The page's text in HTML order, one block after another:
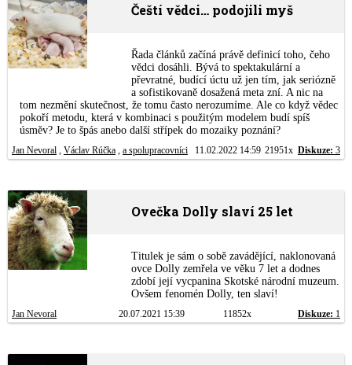
Čeští vědci… podojili myš
Řada článků začíná právě definicí toho, čeho
vědci dosáhli. Bývá to spektakulární a
převratné, budící úctu už jen tím, jak seriózně
a sofistikovaně dosažená meta zní. A nic na
tom nezmění skutečnost, že tomu často nerozumíme. Ale co když vědec
pokoří metodu, která v kombinaci s použitým modelem budí spíš
úsměv? Je to špás anebo další střípek do mozaiky poznání?
Jan Nevoral , Václav Rúčka , a spolupracovníci 11.02.2022 14:59 21951x Diskuze: 3
Ovečka Dolly slaví 25 let
Titulek je sám o sobě zavádějící, naklonovaná
ovce Dolly zemřela ve věku 7 let a dodnes
zdobí její vycpanina Skotské národní muzeum.
Ovšem fenomén Dolly, ten slaví!
Jan Nevoral 20.07.2021 15:39 11852x Diskuze: 1